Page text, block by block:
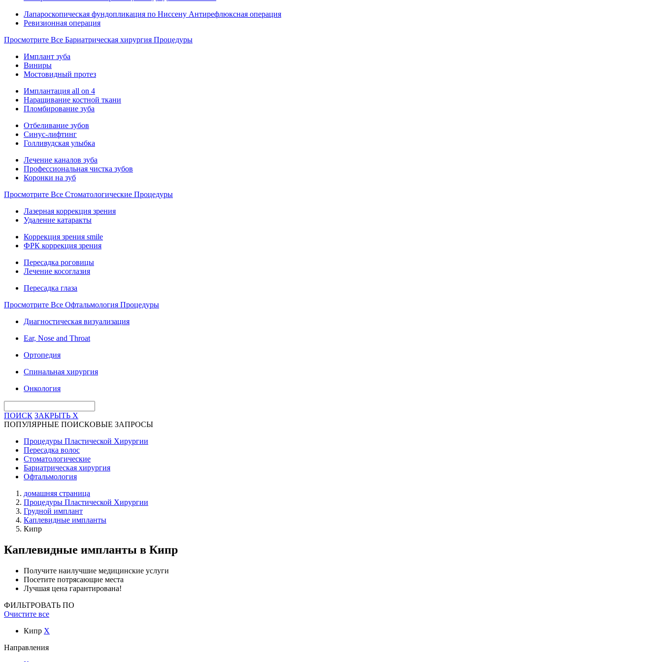
Лапароскопическая фундопликация по Ниссену Антирефлюксная операция
Ревизионная операция
Просмотрите Все Бариатрическая хирургия Процедуры
Имплант зуба
Виниры
Мостовидный протез
Имплантация all on 4
Наращивание костной ткани
Пломбирование зуба
Отбеливание зубов
Синус-лифтинг
Голливудская улыбка
Лечение каналов зуба
Профессиональная чистка зубов
Коронки на зуб
Просмотрите Все Стоматологические Процедуры
Лазерная коррекция зрения
Удаление катаракты
Коррекция зрения smile
ФРК коррекция зрения
Пересадка роговицы
Лечение косоглазия
Пересадка глаза
Просмотрите Все Офтальмология Процедуры
Диагностическая визуализация
Ear, Nose and Throat
Ортопедия
Спинальная хирургия
Онкология
ПОИСК ЗАКРЫТЬ X
ПОПУЛЯРНЫЕ ПОИСКОВЫЕ ЗАПРОСЫ
Процедуры Пластической Хирургии
Пересадка волос
Стоматологические
Бариатрическая хирургия
Офтальмология
домашняя страница
Процедуры Пластической Хирургии
Грудной имплант
Каплевидные импланты
Кипр
Каплевидные импланты в Кипр
Получите наилучшие медицинские услуги
Посетите потрясающие места
Лучшая цена гарантирована!
ФИЛЬТРОВАТЬ ПО
Очистите все
Кипр X
Направления